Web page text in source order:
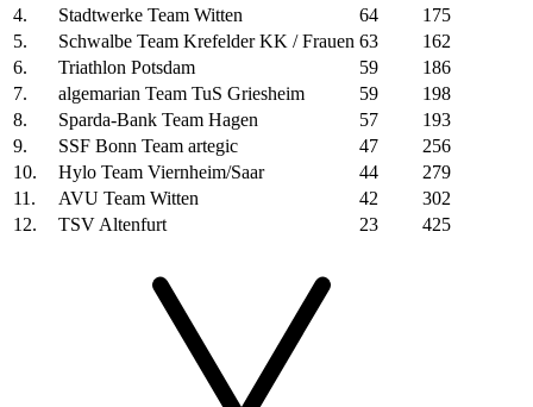
4.
Stadtwerke Team Witten 64
175
5.
Schwalbe Team Krefelder KK / Frauen 63
162
6.
Triathlon Potsdam 59
186
7.
algemarian Team TuS Griesheim 59
198
8.
Sparda-Bank Team Hagen 57
193
9.
SSF Bonn Team artegic 47
256
10.
Hylo Team Viernheim/Saar 44
279
11.
AVU Team Witten 42
302
12.
TSV Altenfurt 23 425